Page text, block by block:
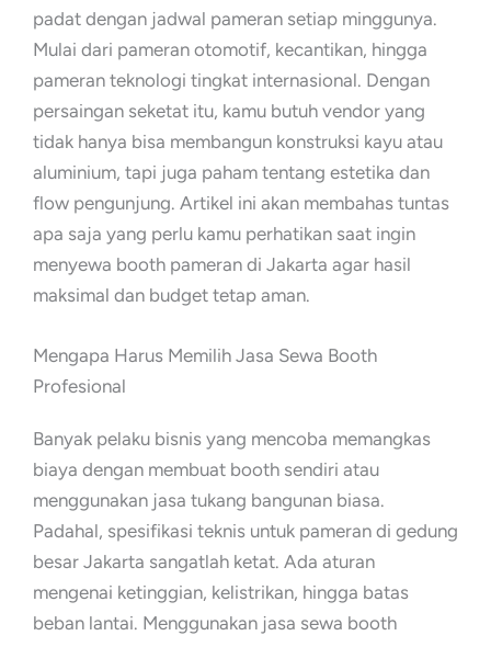
padat dengan jadwal pameran setiap minggunya.
Mulai dari pameran otomotif, kecantikan, hingga
pameran teknologi tingkat internasional. Dengan
persaingan seketat itu, kamu butuh vendor yang
tidak hanya bisa membangun konstruksi kayu atau
aluminium, tapi juga paham tentang estetika dan
flow pengunjung. Artikel ini akan membahas tuntas
apa saja yang perlu kamu perhatikan saat ingin
menyewa booth pameran di Jakarta agar hasil
maksimal dan budget tetap aman.
Mengapa Harus Memilih Jasa Sewa Booth
Profesional
Banyak pelaku bisnis yang mencoba memangkas
biaya dengan membuat booth sendiri atau
menggunakan jasa tukang bangunan biasa.
Padahal, spesifikasi teknis untuk pameran di gedung
besar Jakarta sangatlah ketat. Ada aturan
mengenai ketinggian, kelistrikan, hingga batas
beban lantai. Menggunakan jasa sewa booth